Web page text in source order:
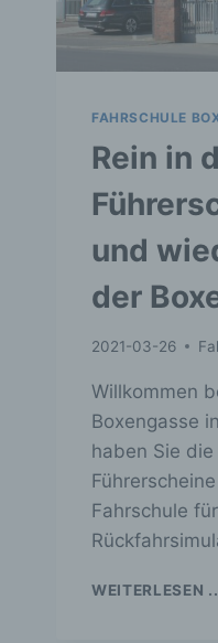
FAHRSCHULE
Rein in
und
der
2021-03-26
Willkommen
Boxengasse
haben Sie
Fahrschule
WEITERLESEN